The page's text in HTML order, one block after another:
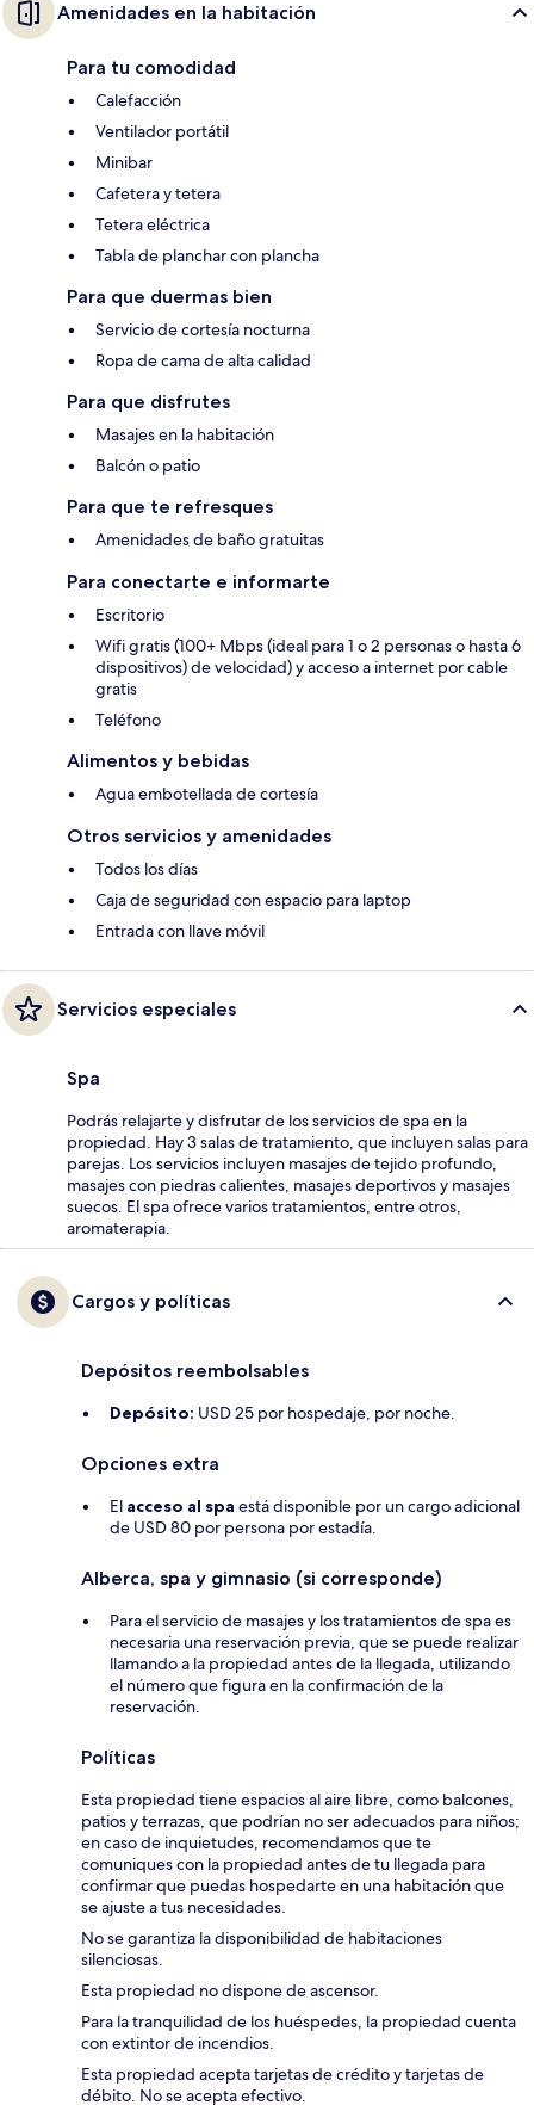
Amenidades en la habitación
Para tu comodidad
Calefacción
Ventilador portátil
Minibar
Cafetera y tetera
Tetera eléctrica
Tabla de planchar con plancha
Para que duermas bien
Servicio de cortesía nocturna
Ropa de cama de alta calidad
Para que disfrutes
Masajes en la habitación
Balcón o patio
Para que te refresques
Amenidades de baño gratuitas
Para conectarte e informarte
Escritorio
Wifi gratis (100+ Mbps (ideal para 1 o 2 personas o hasta 6
dispositivos) de velocidad) y acceso a internet por cable
gratis
Teléfono
Alimentos y bebidas
Agua embotellada de cortesía
Otros servicios y amenidades
Todos los días
Caja de seguridad con espacio para laptop
Entrada con llave móvil
Servicios especiales
Spa
Podrás relajarte y disfrutar de los servicios de spa en la
propiedad. Hay 3 salas de tratamiento, que incluyen salas para
parejas. Los servicios incluyen masajes de tejido profundo,
masajes con piedras calientes, masajes deportivos y masajes
suecos. El spa ofrece varios tratamientos, entre otros,
aromaterapia.
Cargos y políticas
Depósitos reembolsables
Depósito: USD 25 por hospedaje, por noche.
Opciones extra
El acceso al spa está disponible por un cargo adicional
de USD 80 por persona por estadía.
Alberca, spa y gimnasio (si corresponde)
Para el servicio de masajes y los tratamientos de spa es
necesaria una reservación previa, que se puede realizar
llamando a la propiedad antes de la llegada, utilizando
el número que figura en la confirmación de la
reservación.
Políticas
Esta propiedad tiene espacios al aire libre, como balcones,
patios y terrazas, que podrían no ser adecuados para niños;
en caso de inquietudes, recomendamos que te
comuniques con la propiedad antes de tu llegada para
confirmar que puedas hospedarte en una habitación que
se ajuste a tus necesidades.
No se garantiza la disponibilidad de habitaciones
silenciosas.
Esta propiedad no dispone de ascensor.
Para la tranquilidad de los huéspedes, la propiedad cuenta
con extintor de incendios.
Esta propiedad acepta tarjetas de crédito y tarjetas de
débito. No se acepta efectivo.